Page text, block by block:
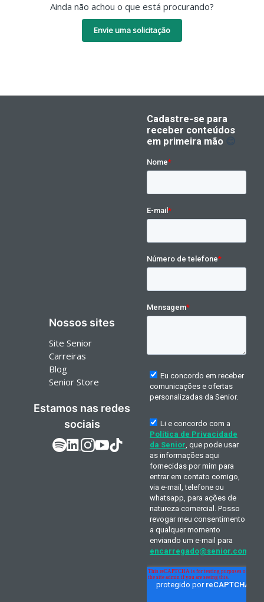
Ainda não achou o que está procurando?
Envie uma solicitação
Nossos sites
Site Senior
Carreiras
Blog
Senior Store
Estamos nas redes
sociais